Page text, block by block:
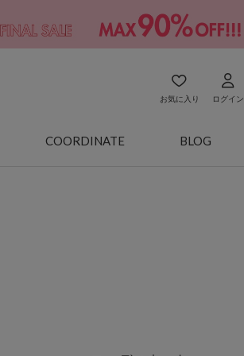
お気に入り ログイン
COORDINATE BLOG